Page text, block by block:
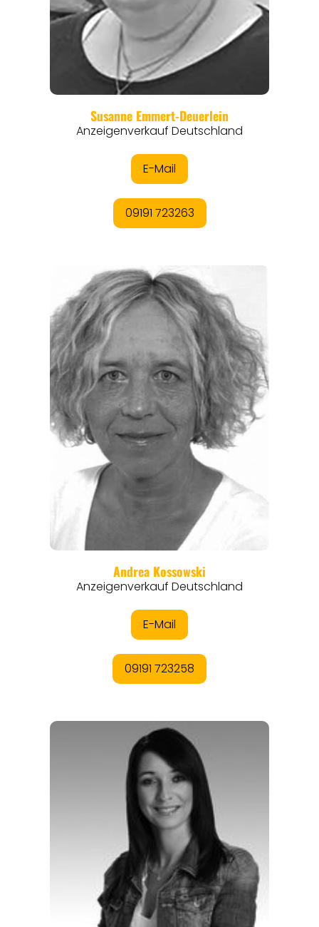
REISEFÜHRER
REISEMAGAZINE
THEMEN
ANGEBOTE